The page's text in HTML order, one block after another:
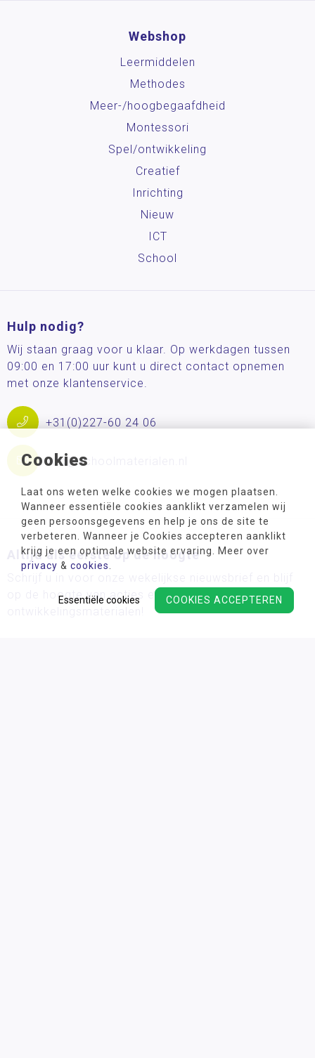
Cookies
Laat ons weten welke cookies we mogen plaatsen.
Wanneer essentiële cookies aanklikt verzamelen wij
geen persoonsgegevens en help je ons de site te
verbeteren. Wanneer je Cookies accepteren aanklikt
krijg je een optimale website ervaring. Meer over
privacy & cookies
COOKIES ACCEPTEREN
Essentiële cookies
Webshop
Leermiddelen
Methodes
Meer-/hoog­begaafdheid
Montessori
Spel/ontwikkeling
Creatief
Inrichting
Nieuw
ICT
School
Hulp nodig?
Wij staan graag voor u klaar. Op werkdagen tussen
09:00 en 17:00 uur kunt u direct contact opnemen
met onze klantenservice.
+31(0)227-60 24 06
info@schoolmaterialen.nl
Altijd als eerste op de hoogte
op de hoogte van acties en de nieuwste